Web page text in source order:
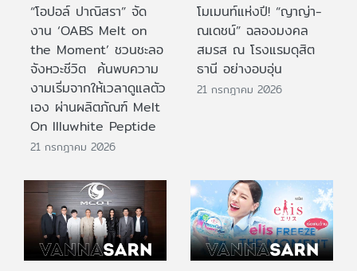
“โอปอล์ ปาณิสรา” จัด
งาน ‘OABS Melt on
the Moment’ ชวนชะลอ
จังหวะชีวิต ค้นพบความ
งามเริ่มจากให้เวลาดูแลตัว
เอง ผ่านผลิตภัณฑ์ Melt
On Illuwhite Peptide
21 กรกฎาคม 2026
โมเมนท์แห่งปี! “ญาญ่า-
ณเดชน์” ฉลองมงคล
สมรส ณ โรงแรมดุสิต
ธานี อย่างอบอุ่น
21 กรกฎาคม 2026